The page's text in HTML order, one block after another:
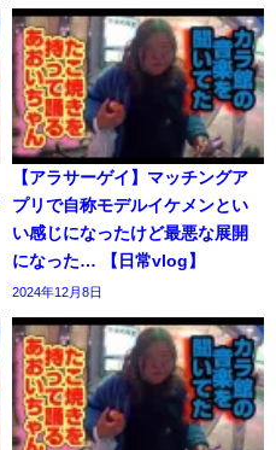
【アラサーゲイ】マッチングア
プリで自称モデルイケメンとい
い感じになったけど最悪な展開
になった… 【日常vlog】
2024年12月8日